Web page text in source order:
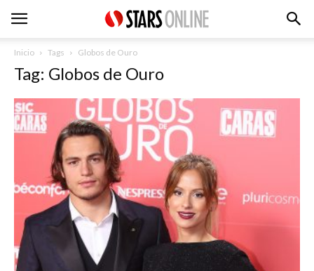
Inicio Tags Globos de Ouro
Tag: Globos de Ouro